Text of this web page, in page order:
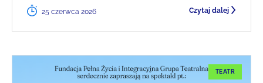
25 czerwca 2026 Czytaj dalej
TEATR